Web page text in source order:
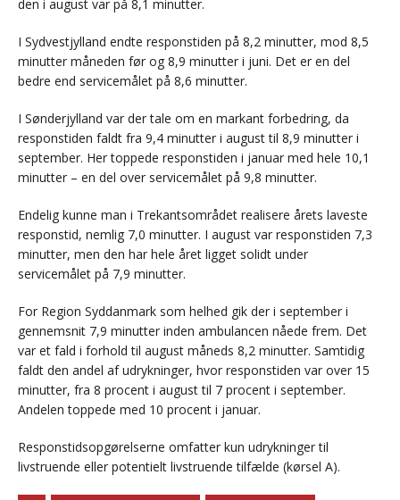
den i august var på 8,1 minutter.
I Sydvestjylland endte responstiden på 8,2 minutter, mod 8,5
minutter måneden før og 8,9 minutter i juni. Det er en del
bedre end servicemålet på 8,6 minutter.
I Sønderjylland var der tale om en markant forbedring, da
responstiden faldt fra 9,4 minutter i august til 8,9 minutter i
september. Her toppede responstiden i januar med hele 10,1
minutter – en del over servicemålet på 9,8 minutter.
Endelig kunne man i Trekantsområdet realisere årets laveste
responstid, nemlig 7,0 minutter. I august var responstiden 7,3
minutter, men den har hele året ligget solidt under
servicemålet på 7,9 minutter.
For Region Syddanmark som helhed gik der i september i
gennemsnit 7,9 minutter inden ambulancen nåede frem. Det
var et fald i forhold til august måneds 8,2 minutter. Samtidig
faldt den andel af udrykninger, hvor responstiden var over 15
minutter, fra 8 procent i august til 7 procent i september.
Andelen toppede med 10 procent i januar.
Responstidsopgørelserne omfatter kun udrykninger til
livstruende eller potentielt livstruende tilfælde (kørsel A).